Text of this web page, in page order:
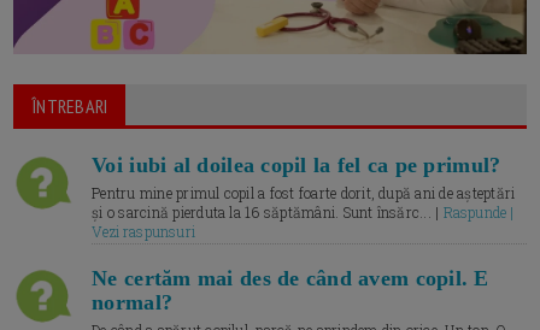
ÎNTREBARI
Voi iubi al doilea copil la fel ca pe primul?
Pentru mine primul copil a fost foarte dorit, după ani de așteptări
și o sarcină pierduta la 16 săptămâni. Sunt însărc... | Raspunde |
Vezi raspunsuri
Ne certăm mai des de când avem copil. E
normal?